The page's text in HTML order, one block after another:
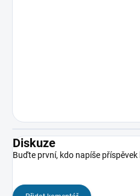
Diskuze
Buďte první, kdo napíše